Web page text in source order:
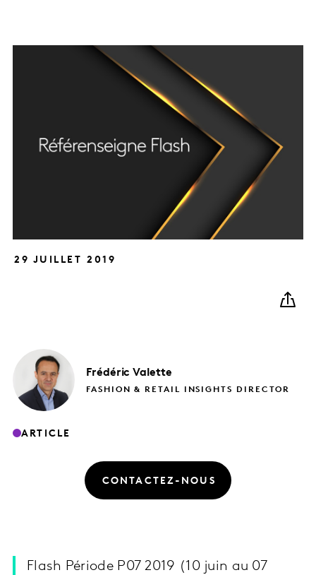
29 JUILLET 2019
Frédéric Valette
FASHION & RETAIL INSIGHTS DIRECTOR
ARTICLE
CONTACTEZ-NOUS
Flash Période P07 2019 (10 juin au 07